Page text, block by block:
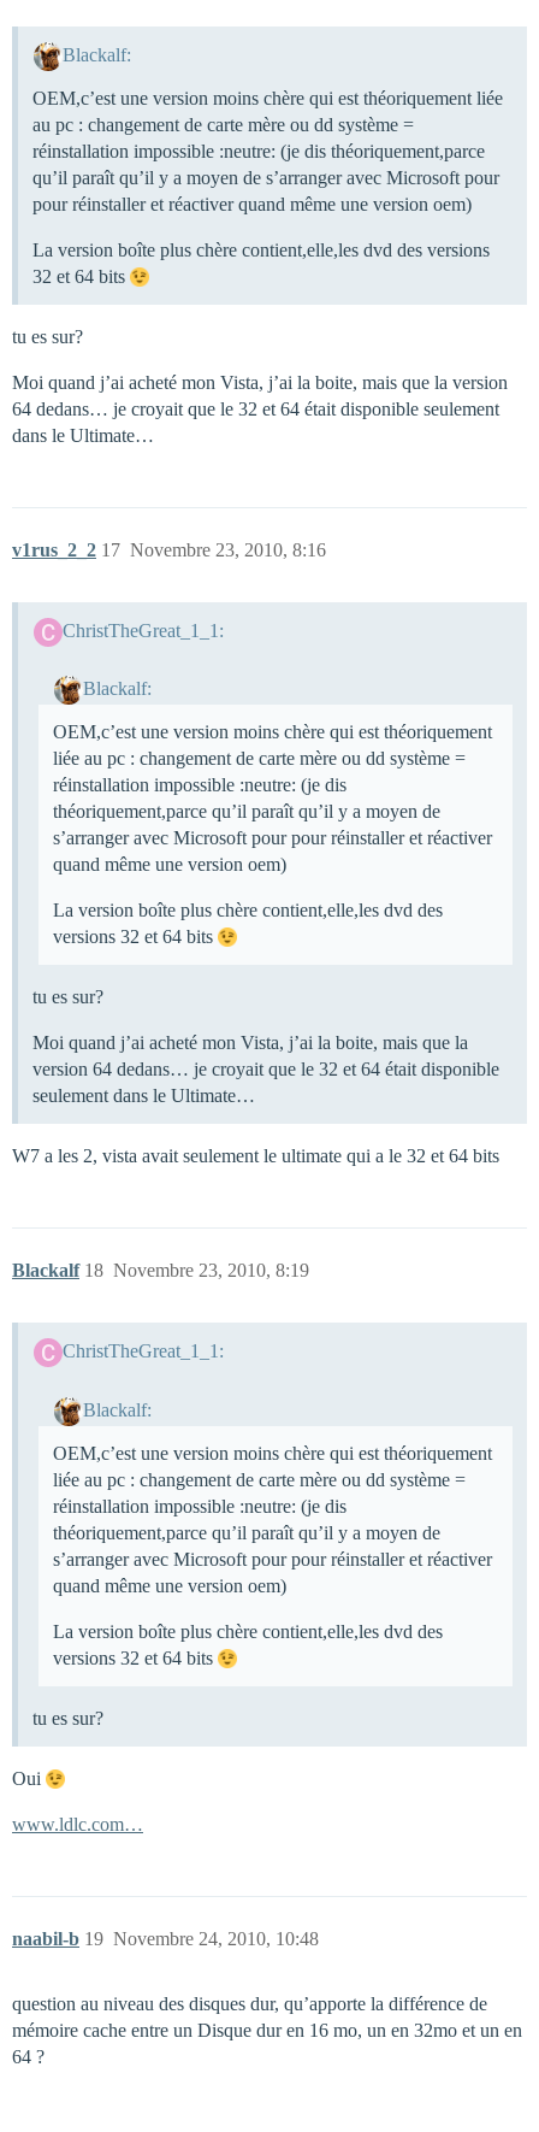
Blackalf:
OEM,c’est une version moins chère qui est théoriquement liée
au pc : changement de carte mère ou dd système =
réinstallation impossible :neutre: (je dis théoriquement,parce
qu’il paraît qu’il y a moyen de s’arranger avec Microsoft pour
pour réinstaller et réactiver quand même une version oem)
La version boîte plus chère contient,elle,les dvd des versions
32 et 64 bits
tu es sur?
Moi quand j’ai acheté mon Vista, j’ai la boite, mais que la version
64 dedans… je croyait que le 32 et 64 était disponible seulement
dans le Ultimate…
v1rus_2_2 Novembre 23, 2010, 8:16
17
ChristTheGreat_1_1:
Blackalf:
OEM,c’est une version moins chère qui est théoriquement
liée au pc : changement de carte mère ou dd système =
réinstallation impossible :neutre: (je dis
théoriquement,parce qu’il paraît qu’il y a moyen de
s’arranger avec Microsoft pour pour réinstaller et réactiver
quand même une version oem)
La version boîte plus chère contient,elle,les dvd des
versions 32 et 64 bits
tu es sur?
Moi quand j’ai acheté mon Vista, j’ai la boite, mais que la
version 64 dedans… je croyait que le 32 et 64 était disponible
seulement dans le Ultimate…
W7 a les 2, vista avait seulement le ultimate qui a le 32 et 64 bits
Blackalf Novembre 23, 2010, 8:19
18
ChristTheGreat_1_1:
Blackalf:
OEM,c’est une version moins chère qui est théoriquement
liée au pc : changement de carte mère ou dd système =
réinstallation impossible :neutre: (je dis
théoriquement,parce qu’il paraît qu’il y a moyen de
s’arranger avec Microsoft pour pour réinstaller et réactiver
quand même une version oem)
La version boîte plus chère contient,elle,les dvd des
versions 32 et 64 bits
tu es sur?
Oui
www.ldlc.com…
naabil-b Novembre 24, 2010, 10:48
19
question au niveau des disques dur, qu’apporte la différence de
mémoire cache entre un Disque dur en 16 mo, un en 32mo et un en
64 ?